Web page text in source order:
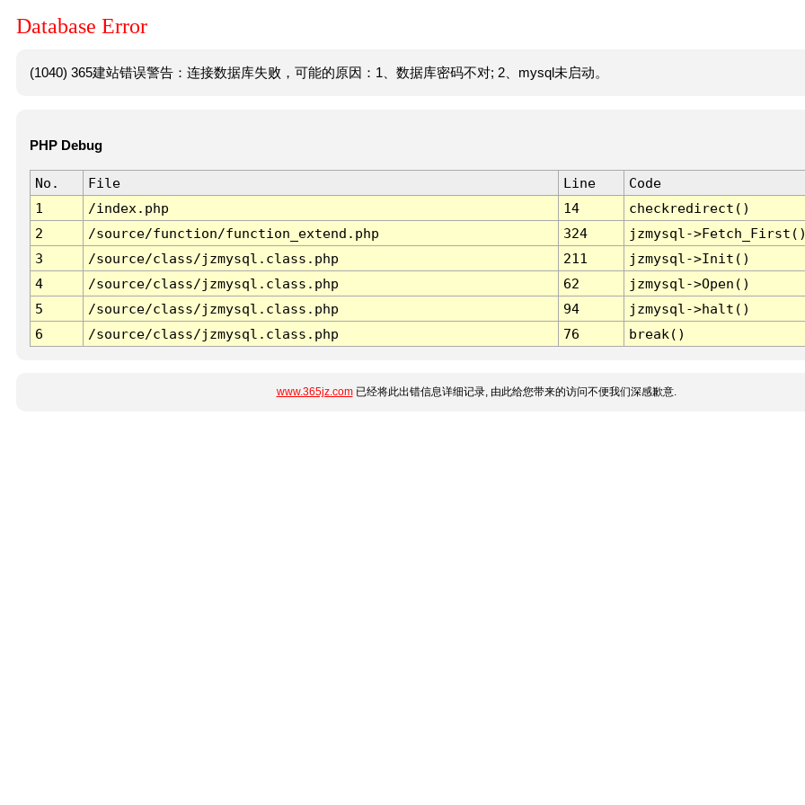
Database Error
(1040) 365建站错误警告：连接数据库失败，可能的原因：1、数据库密码不对; 2、mysql未启动。
PHP Debug
No. File Line
Code
1
/index.php 14
checkredirect()
2
/source/function/function_extend.php 324
jzmysql-
3
/source/class/jzmysql.class.php 211
jzmysql->Init()
4
/source/class/jzmysql.class.php 62
jzmysql->Open()
5
/source/class/jzmysql.class.php 94
jzmysql->halt()
6
/source/class/jzmysql.class.php 76 break()
www.365jz.com已经将此出错信息详细记录, 由此给您带来的访问不便我们深感歉意.